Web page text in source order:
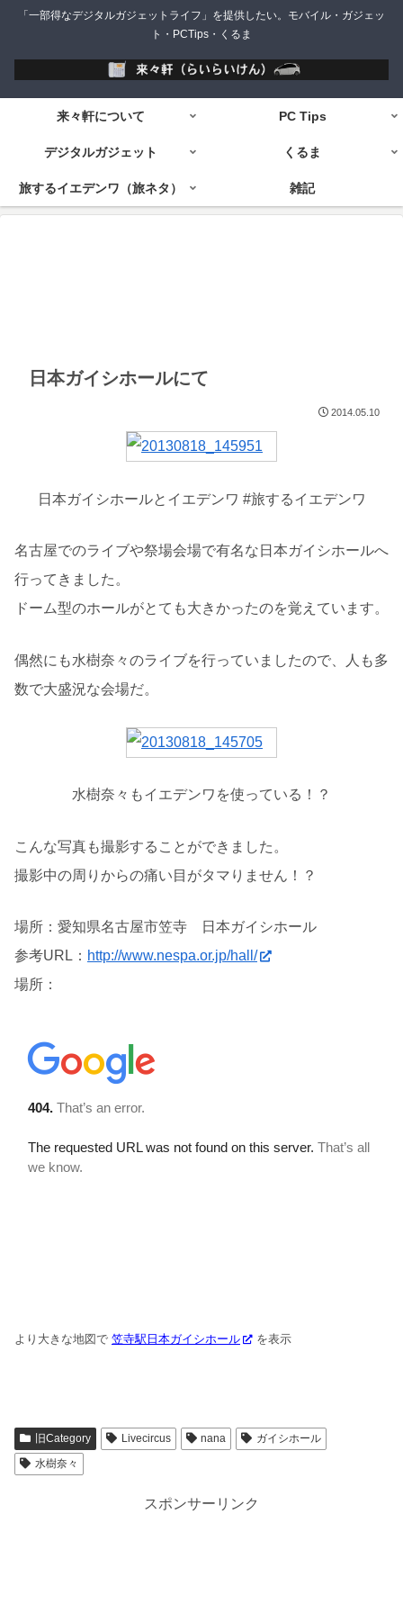
「一部得なデジタルガジェットライフ」を提供したい。モバイル・ガジェッ
ト・PCTips・くるま
来々軒について PC Tips
デジタルガジェット くるま
旅するイエデンワ（旅ネタ） 雑記
日本ガイシホールにて
2014.05.10
日本ガイシホールとイエデンワ #旅するイエデンワ
名古屋でのライブや祭場会場で有名な日本ガイシホールへ
行ってきました。
ドーム型のホールがとても大きかったのを覚えています。
偶然にも水樹奈々のライブを行っていましたので、人も多
数で大盛況な会場だ。
水樹奈々もイエデンワを使っている！？
こんな写真も撮影することができました。
撮影中の周りからの痛い目がタマりません！？
場所：愛知県名古屋市笠寺 日本ガイシホール
参考URL： http://www.nespa.or.jp/hall/
場所：
より大きな地図で 笠寺駅日本ガイシホール を表示
旧Category Livecircus nana
ガイシホール
水樹奈々
スポンサーリンク